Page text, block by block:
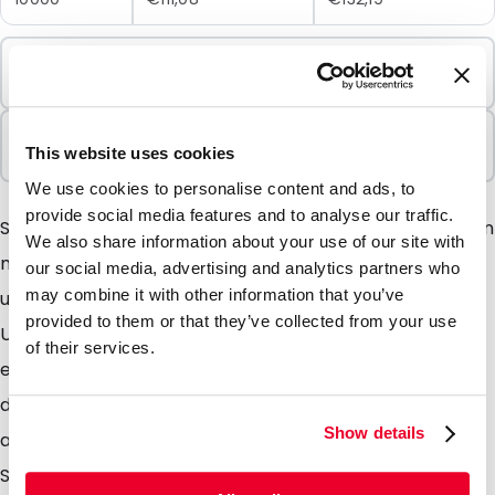
This website uses cookies
We use cookies to personalise content and ads, to
provide social media features and to analyse our traffic.
We also share information about your use of our site with
our social media, advertising and analytics partners who
may combine it with other information that you’ve
provided to them or that they’ve collected from your use
of their services.
Show details
100 Einheiten
Sind Sie auf der Suche nach extra stabilen Umschlägen
mit einer besonderen matten Ausstrahlung, dann sind
unsere Silkbags überaus geeignet. Diese matten
Umschläge geben Ihrer Aussendung einen
einzigartigen Charakter. Dieser wird noch verstärkt
durch die Verwendung der Neu im Sortiment
aufgenommen Farben wie z. B. silber und koblat blau.
Silkbags sind stabile Umschläge mit einer matten